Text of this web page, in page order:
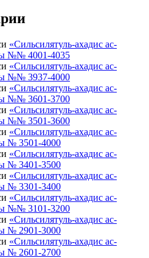
«Сильсилятуль-ахадис ас-
№№ 4001-4035
«Сильсилятуль-ахадис ас-
№№ 3937-4000
«Сильсилятуль-ахадис ас-
№№ 3601-3700
«Сильсилятуль-ахадис ас-
№№ 3501-3600
«Сильсилятуль-ахадис ас-
№ 3501-4000
«Сильсилятуль-ахадис ас-
№ 3401-3500
«Сильсилятуль-ахадис ас-
№ 3301-3400
«Сильсилятуль-ахадис ас-
№№ 3101-3200
«Сильсилятуль-ахадис ас-
№ 2901-3000
«Сильсилятуль-ахадис ас-
№ 2601-2700